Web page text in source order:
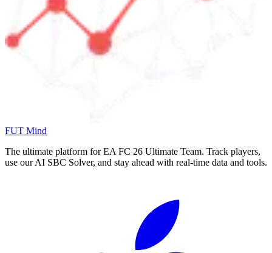
FUT Mind
The ultimate platform for EA FC 26 Ultimate Team. Track players,
use our AI SBC Solver, and stay ahead with real-time data and tools.